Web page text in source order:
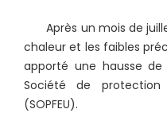
Après un mois de
chaleur et les faibles
apporté une hausse
Société de
(SOPFEU).